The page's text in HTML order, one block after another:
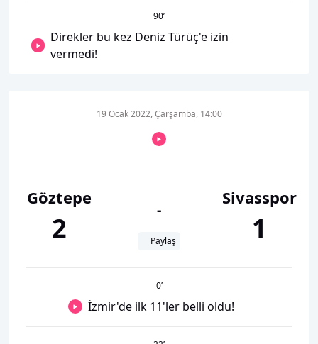
90’
Direkler bu kez Deniz Türüç'e izin
vermedi!
Göztepe
2
19 Ocak 2022, Çarşamba, 14:00
-
Paylaş
Sivasspor
1
0’
İzmir'de ilk 11'ler belli oldu!